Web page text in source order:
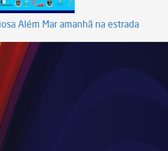
Além Mar amanhã na estrada